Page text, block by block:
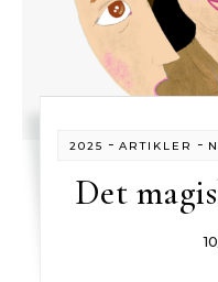
2025 -ARTIKLER -
Det